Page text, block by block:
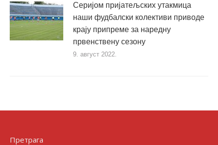
Серијом пријатељских утакмица
наши фудбалски колективи приводе
крају припреме за наредну
првенствену сезону
9. август 2022.
Претрага